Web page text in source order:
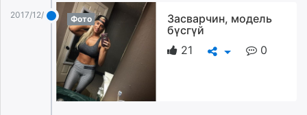
2017/12/02 Фото
Засварчин, модель
бүсгүй
21
0